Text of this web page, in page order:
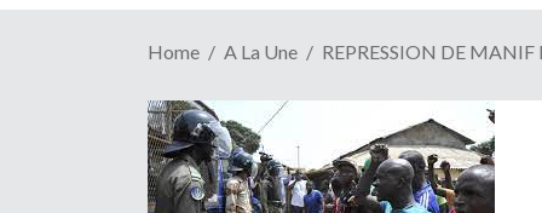
Home A La Une REPRESSION DE